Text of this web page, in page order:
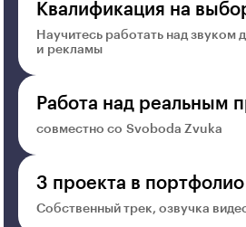
Квалификация на
Научитесь работать над звуком
и рекламы
Работа над реальным
совместно со Svoboda Zvuka
3 проекта в портфолио
Собственный трек, озвучка